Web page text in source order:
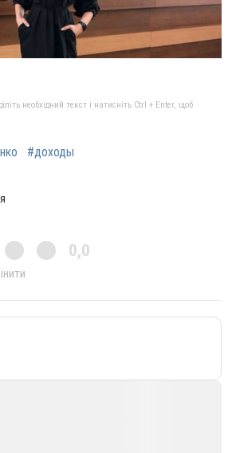
необхідний текст і натисніть Ctrl + Enter, щоб
#доходы
0,0